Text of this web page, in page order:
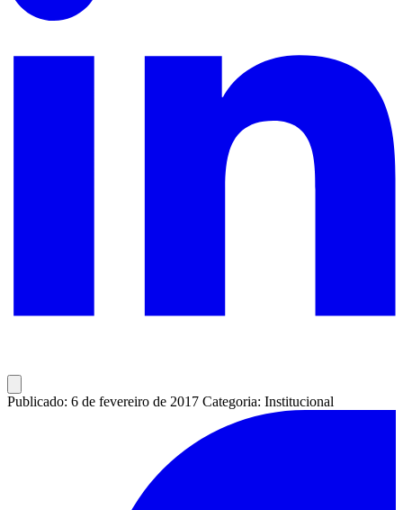
Publicado: 6 de fevereiro de 2017 Categoria: Institucional